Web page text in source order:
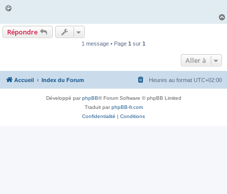
😋
Répondre
1 message • Page 1 sur 1
Aller à
Accueil Index du Forum Heures au format UTC+02:00
Développé parphpBB® Forum Software © phpBB Limited
Traduit parphpBB-fr.com
Confidentialité | Conditions